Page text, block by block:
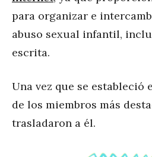
para organizar e
abuso sexual infantil,
escrita.
Una vez que se estableció
de los miembros más
trasladaron a él.